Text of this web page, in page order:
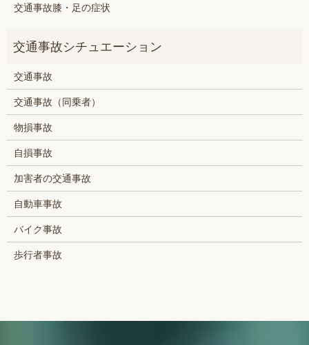
交通事故膝・足の症状
交通事故
交通事故（同乗者）
物損事故
自損事故
加害者の交通事故
自動車事故
バイク事故
歩行者事故